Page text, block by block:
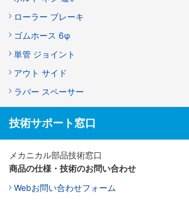
ローラー ブレーキ
ゴムホース 6φ
単管 ジョイント
アウト サイド
ラバー スペーサー
技術サポート窓口
メカニカル部品技術窓口
商品の仕様・技術のお問い合わせ
Webお問い合わせフォーム